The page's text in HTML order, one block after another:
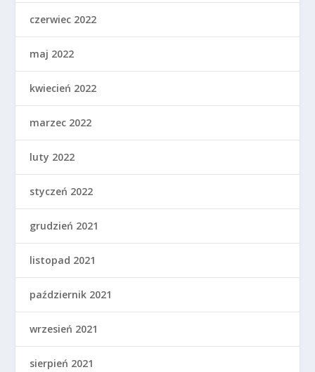
czerwiec 2022
maj 2022
kwiecień 2022
marzec 2022
luty 2022
styczeń 2022
grudzień 2021
listopad 2021
październik 2021
wrzesień 2021
sierpień 2021